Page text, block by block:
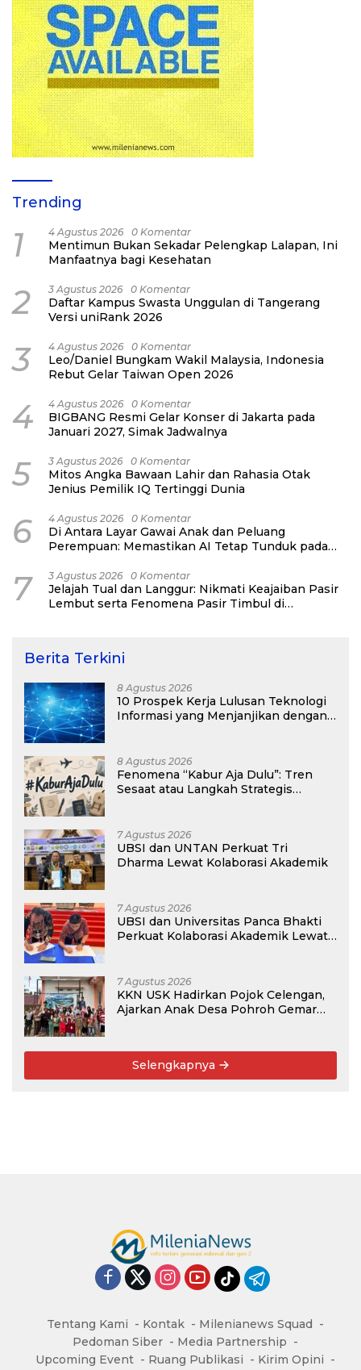
Trending
1 4 Agustus 2026 0 Komentar
Mentimun Bukan Sekadar Pelengkap Lalapan, Ini
Manfaatnya bagi Kesehatan
2 3 Agustus 2026 0 Komentar
Daftar Kampus Swasta Unggulan di Tangerang
Versi uniRank 2026
3 4 Agustus 2026 0 Komentar
Leo/Daniel Bungkam Wakil Malaysia, Indonesia
Rebut Gelar Taiwan Open 2026
4 4 Agustus 2026 0 Komentar
BIGBANG Resmi Gelar Konser di Jakarta pada
Januari 2027, Simak Jadwalnya
5 3 Agustus 2026 0 Komentar
Mitos Angka Bawaan Lahir dan Rahasia Otak
Jenius Pemilik IQ Tertinggi Dunia
6 4 Agustus 2026 0 Komentar
Di Antara Layar Gawai Anak dan Peluang
Perempuan: Memastikan AI Tetap Tunduk pada
7 3 Agustus 2026 0 Komentar
Jelajah Tual dan Langgur: Nikmati Keajaiban Pasir
Lembut serta Fenomena Pasir Timbul di
Berita Terkini
8 Agustus 2026
10 Prospek Kerja Lulusan Teknologi
Informasi yang Menjanjikan dengan
8 Agustus 2026
Fenomena “Kabur Aja Dulu”: Tren
Sesaat atau Langkah Strategis
7 Agustus 2026
UBSI dan UNTAN Perkuat Tri
Dharma Lewat Kolaborasi Akademik
7 Agustus 2026
UBSI dan Universitas Panca Bhakti
Perkuat Kolaborasi Akademik Lewat
7 Agustus 2026
KKN USK Hadirkan Pojok Celengan,
Ajarkan Anak Desa Pohroh Gemar
Selengkapnya
Tentang Kami Kontak
Milenianews Squad
Pedoman Siber
Media Partnership
Upcoming Event
Ruang Publikasi Kirim Opini